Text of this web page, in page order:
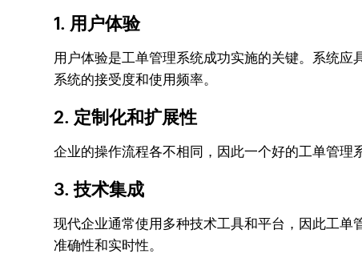
1. 用户体验
用户体验是工单管理系统成功实施的关键。系统
系统的接受度和使用频率。
2. 定制化和扩展性
企业的操作流程各不相同，因此一个好的工单管理
3. 技术集成
现代企业通常使用多种技术工具和平台，因此工单
准确性和实时性。